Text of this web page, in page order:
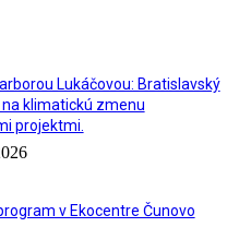
Lukáčovou: Bratislavský
klimatickú zmenu
projektmi.
v Ekocentre Čunovo